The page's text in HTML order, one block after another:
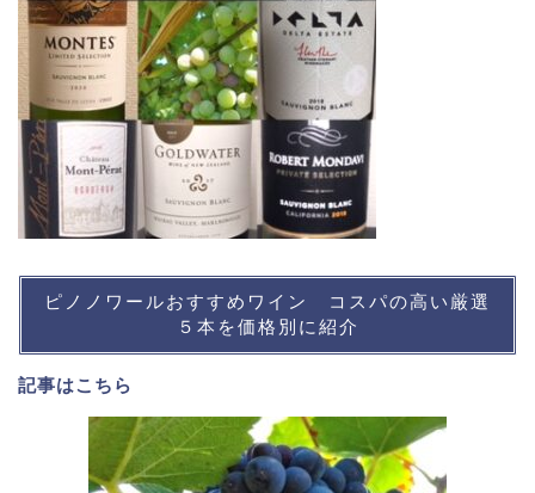
ピノノワールおすすめワイン コスパの高い厳選
５本を価格別に紹介
記事はこちら